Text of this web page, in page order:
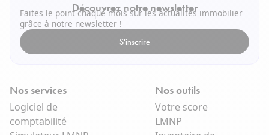
Découvrez notre newsletter
Faites le point chaque mois sur les actualités immobilier
grâce à notre newsletter !
S'inscrire
Nos services
Logiciel de
comptabilité
Nos outils
Votre score
LMNP